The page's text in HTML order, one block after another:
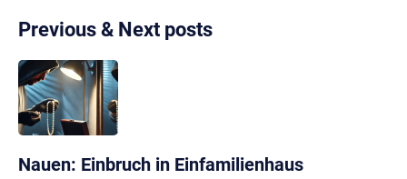
Previous & Next posts
Nauen: Einbruch in Einfamilienhaus